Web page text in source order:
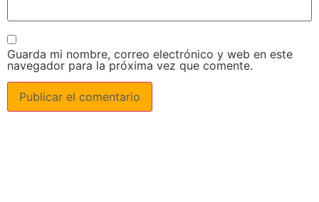
Guarda mi nombre, correo electrónico y web en este
navegador para la próxima vez que comente.